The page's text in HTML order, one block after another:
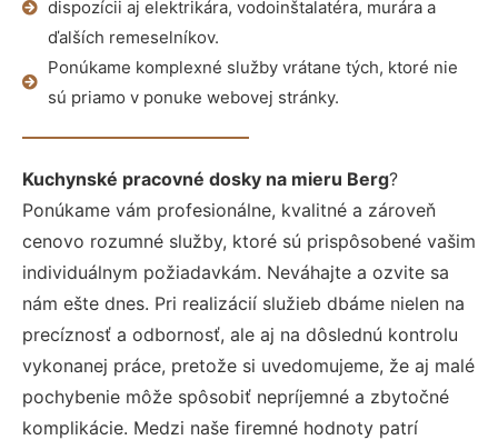
dispozícii aj elektrikára, vodoinštalatéra, murára a
ďalších remeselníkov.
Ponúkame komplexné služby vrátane tých, ktoré nie
sú priamo v ponuke webovej stránky.
Kuchynské pracovné dosky na mieru Berg?
Ponúkame vám profesionálne, kvalitné a zároveň
cenovo rozumné služby, ktoré sú prispôsobené vašim
individuálnym požiadavkám. Neváhajte a ozvite sa
nám ešte dnes. Pri realizácií služieb dbáme nielen na
precíznosť a odbornosť, ale aj na dôslednú kontrolu
vykonanej práce, pretože si uvedomujeme, že aj malé
pochybenie môže spôsobiť nepríjemné a zbytočné
komplikácie. Medzi naše firemné hodnoty patrí